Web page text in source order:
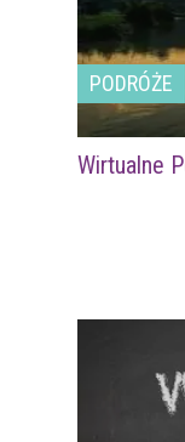
PODRÓŻE
Wirtualne